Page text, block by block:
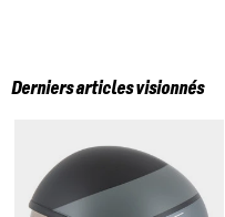
Derniers articles visionnés